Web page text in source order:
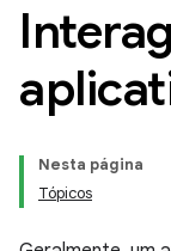
Nesta página
Tópicos